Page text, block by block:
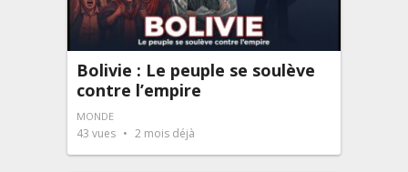
Bolivie : Le peuple se soulève
contre l’empire
MONDE
43 vues 2 mois déjà